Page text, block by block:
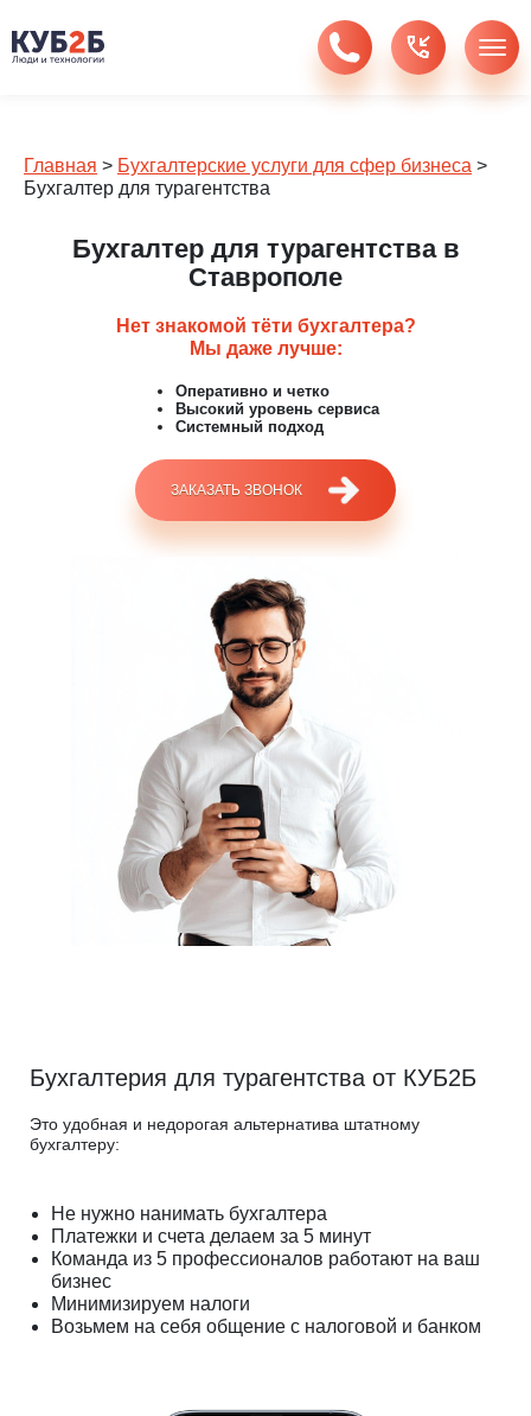
Главная > Бухгалтерские услуги для сфер бизнеса >
Бухгалтер для турагентства
Бухгалтер для турагентства в
Ставрополе
Нет знакомой тёти бухгалтера?
Мы даже лучше:
Оперативно и четко
Высокий уровень сервиса
Системный подход
ЗАКАЗАТЬ ЗВОНОК
Бухгалтерия для турагентства от КУБ2Б
Это удобная и недорогая альтернатива штатному
бухгалтеру:
Не нужно нанимать бухгалтера
Платежки и счета делаем за 5 минут
Команда из 5 профессионалов работают на ваш
бизнес
Минимизируем налоги
Возьмем на себя общение с налоговой и банком